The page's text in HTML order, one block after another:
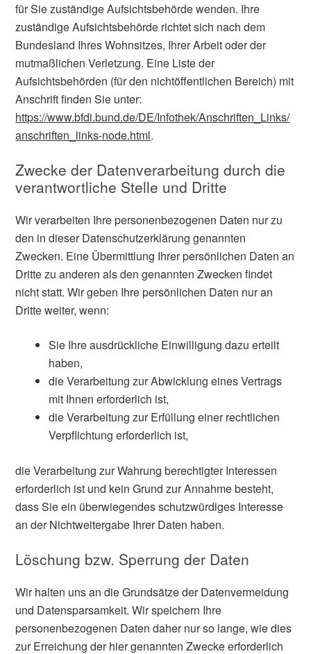
für Sie zuständige Aufsichtsbehörde wenden. Ihre
zuständige Aufsichtsbehörde richtet sich nach dem
Bundesland Ihres Wohnsitzes, Ihrer Arbeit oder der
mutmaßlichen Verletzung. Eine Liste der
Aufsichtsbehörden (für den nichtöffentlichen Bereich) mit
Anschrift finden Sie unter:
https://www.bfdi.bund.de/DE/Infothek/Anschriften_Links/
anschriften_links-node.html.
Zwecke der Datenverarbeitung durch die
verantwortliche Stelle und Dritte
Wir verarbeiten Ihre personenbezogenen Daten nur zu
den in dieser Datenschutzerklärung genannten
Zwecken. Eine Übermittlung Ihrer persönlichen Daten an
Dritte zu anderen als den genannten Zwecken findet
nicht statt. Wir geben Ihre persönlichen Daten nur an
Dritte weiter, wenn:
Sie Ihre ausdrückliche Einwilligung dazu erteilt
haben,
die Verarbeitung zur Abwicklung eines Vertrags
mit Ihnen erforderlich ist,
die Verarbeitung zur Erfüllung einer rechtlichen
Verpflichtung erforderlich ist,
die Verarbeitung zur Wahrung berechtigter Interessen
erforderlich ist und kein Grund zur Annahme besteht,
dass Sie ein überwiegendes schutzwürdiges Interesse
an der Nichtweitergabe Ihrer Daten haben.
Löschung bzw. Sperrung der Daten
Wir halten uns an die Grundsätze der Datenvermeidung
und Datensparsamkeit. Wir speichern Ihre
personenbezogenen Daten daher nur so lange, wie dies
zur Erreichung der hier genannten Zwecke erforderlich